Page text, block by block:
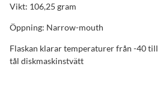
Vikt: 106,25 gram
Öppning: Narrow-mouth
Flaskan klarar temperaturer från -40 till
tål diskmaskinstvätt